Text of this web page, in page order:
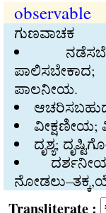
observable
ಗುಣವಾಚಕ
ಪಾಲನೀಯ.
ವೀಕ್ಷಣೀಯ;
ದೃಶ್ಯ;
: